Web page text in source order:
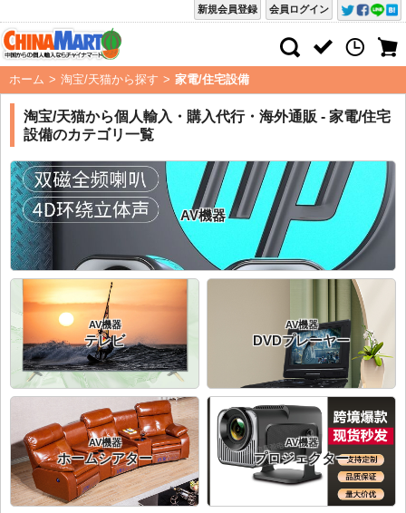
会員ログイン
新規会員登録
ホーム > 淘宝/天猫から探す > 家電/住宅設備
淘宝/天猫から個人輸入・購入代行・海外通販 - 家電/住宅
設備のカテゴリ一覧
AV機器
AV機器
テレビ
AV機器
DVDプレーヤー
AV機器
ホームシアター
AV機器
プロジェクター